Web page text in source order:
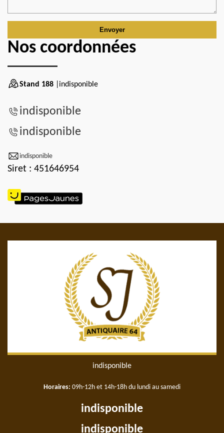
Nos coordonnées
Stand 188 |indisponible
indisponible
indisponible
indisponible
Siret : 451646954
indisponible
Horaires: 09h-12h et 14h-18h du lundi au samedi
indisponible
indisponible